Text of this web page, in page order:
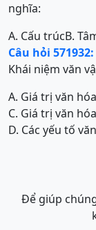
nghĩa:
A. Cấu trúcB.
Câu hỏi 571932:
Khái niệm văn
A. Giá trị văn
C. Giá trị văn
D. Các yếu tố
Để giúp